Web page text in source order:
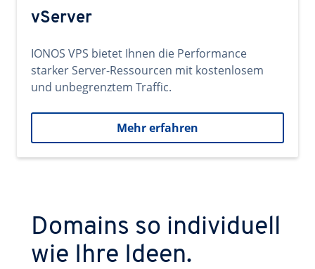
vServer
IONOS VPS bietet Ihnen die Performance
starker Server-Ressourcen mit kostenlosem
und unbegrenztem Traffic.
Mehr erfahren
Domains so individuell
wie Ihre Ideen.